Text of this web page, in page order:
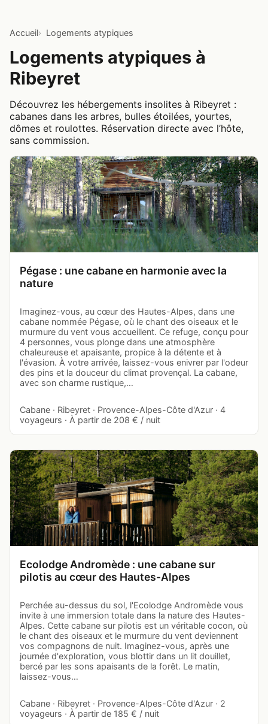
Accueil Logements atypiques
Logements atypiques à
Ribeyret
Découvrez les hébergements insolites à Ribeyret :
cabanes dans les arbres, bulles étoilées, yourtes,
dômes et roulottes. Réservation directe avec l’hôte,
sans commission.
Pégase : une cabane en harmonie avec la
nature
Imaginez-vous, au cœur des Hautes-Alpes, dans une
cabane nommée Pégase, où le chant des oiseaux et le
murmure du vent vous accueillent. Ce refuge, conçu pour
4 personnes, vous plonge dans une atmosphère
chaleureuse et apaisante, propice à la détente et à
l'évasion. À votre arrivée, laissez-vous enivrer par l'odeur
des pins et la douceur du climat provençal. La cabane,
avec son charme rustique,…
Cabane · Ribeyret · Provence-Alpes-Côte d'Azur · 4
voyageurs · À partir de 208 € / nuit
Ecolodge Andromède : une cabane sur
pilotis au cœur des Hautes-Alpes
Perchée au-dessus du sol, l'Ecolodge Andromède vous
invite à une immersion totale dans la nature des Hautes-
Alpes. Cette cabane sur pilotis est un véritable cocon, où
le chant des oiseaux et le murmure du vent deviennent
vos compagnons de nuit. Imaginez-vous, après une
journée d'exploration, vous blottir dans un lit douillet,
bercé par les sons apaisants de la forêt. Le matin,
laissez-vous…
Cabane · Ribeyret · Provence-Alpes-Côte d'Azur · 2
voyageurs · À partir de 185 € / nuit